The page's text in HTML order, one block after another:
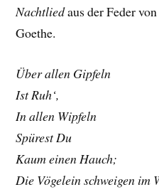
Nachtliedaus der Feder
Goethe.
Über allen Gipfeln
Ist Ruh‘,
In allen Wipfeln
Spürest Du
Kaum einen Hauch;
Die Vögelein schweigen im